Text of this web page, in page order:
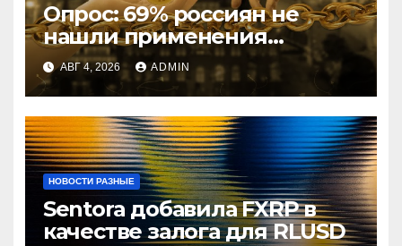
Опрос: 69% россиян не
нашли применения
криптовалютам
АВГ 4, 2026 ADMIN
НОВОСТИ РАЗНЫЕ
Sentora добавила FXRP в
качестве залога для RLUSD